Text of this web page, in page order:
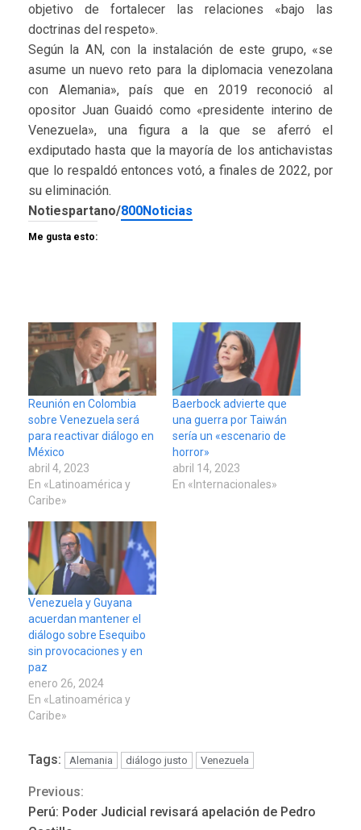
objetivo de fortalecer las relaciones «bajo las
doctrinas del respeto».
Según la AN, con la instalación de este grupo, «se
asume un nuevo reto para la diplomacia venezolana
con Alemania», país que en 2019 reconoció al
opositor Juan Guaidó como «presidente interino de
Venezuela», una figura a la que se aferró el
exdiputado hasta que la mayoría de los antichavistas
que lo respaldó entonces votó, a finales de 2022, por
su eliminación.
Notiespartano/800Noticias
Me gusta esto:
Reunión en Colombia
sobre Venezuela será
para reactivar diálogo en
México
abril 4, 2023
En «Latinoamérica y
Caribe»
Baerbock advierte que
una guerra por Taiwán
sería un «escenario de
horror»
abril 14, 2023
En «Internacionales»
Venezuela y Guyana
acuerdan mantener el
diálogo sobre Esequibo
sin provocaciones y en
paz
enero 26, 2024
En «Latinoamérica y
Caribe»
Tags: Alemania diálogo justo Venezuela
Continue
Previous:
Perú: Poder Judicial revisará apelación de Pedro
LATINOAMÉRICA Y CARIBE